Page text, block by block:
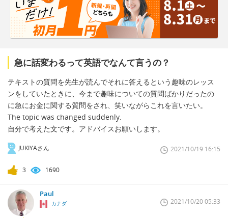
急に話変わるって英語でなんて言うの？
テキストの質問を先生が読んでそれに答えるという趣味のレッス
ンをしていたときに、今まで趣味についての質問ばかりだったの
に急にお金に関する質問をされ、笑いながらこれを言いたい。
The topic was changed suddenly.
自分で考えた文です。アドバイスお願いします。
JUKIYAさん 2021/10/19 16:15
3 1690
Paul
カナダ 2021/10/20 05:33